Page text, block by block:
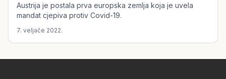
Austrija je postala prva europska zemlja koja je uvela
mandat cjepiva protiv Covid-19.
7. veljače 2022.